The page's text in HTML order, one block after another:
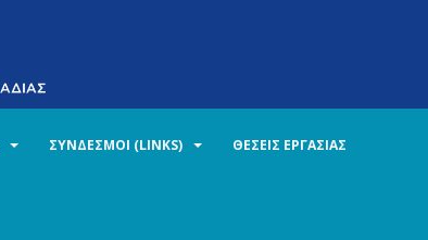
ΣΥΝΔΕΣΜΟΙ (LINKS) ΘΕΣΕΙΣ ΕΡΓΑΣΙΑΣ